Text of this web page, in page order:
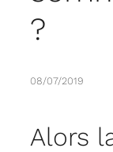
?
08/07/2019
Alors